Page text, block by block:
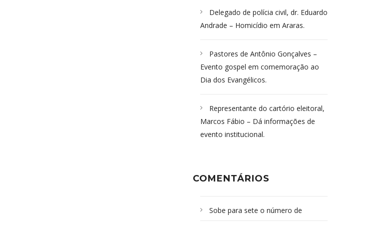
Delegado de polícia civil, dr. Eduardo
Andrade – Homicídio em Araras.
Pastores de Antônio Gonçalves –
Evento gospel em comemoração ao
Dia dos Evangélicos.
Representante do cartório eleitoral,
Marcos Fábio – Dá informações de
evento institucional.
COMENTÁRIOS
Sobe para sete o número de